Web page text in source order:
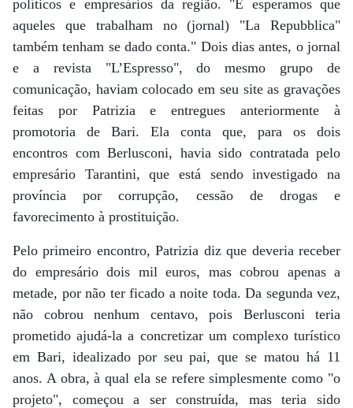
políticos e empresários da região. "E esperamos que
aqueles que trabalham no (jornal) "La Repubblica"
também tenham se dado conta." Dois dias antes, o jornal
e a revista "L’Espresso", do mesmo grupo de
comunicação, haviam colocado em seu site as gravações
feitas por Patrizia e entregues anteriormente à
promotoria de Bari. Ela conta que, para os dois
encontros com Berlusconi, havia sido contratada pelo
empresário Tarantini, que está sendo investigado na
província por corrupção, cessão de drogas e
favorecimento à prostituição.
Pelo primeiro encontro, Patrizia diz que deveria receber
do empresário dois mil euros, mas cobrou apenas a
metade, por não ter ficado a noite toda. Da segunda vez,
não cobrou nenhum centavo, pois Berlusconi teria
prometido ajudá-la a concretizar um complexo turístico
em Bari, idealizado por seu pai, que se matou há 11
anos. A obra, à qual ela se refere simplesmente como "o
projeto", começou a ser construída, mas teria sido